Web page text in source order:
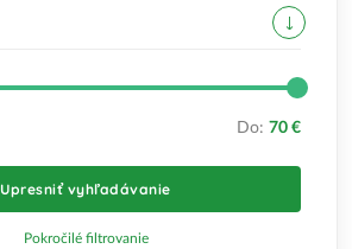
Do: 70 €
Upresniť vyhľadávanie
Pokročilé filtrovanie